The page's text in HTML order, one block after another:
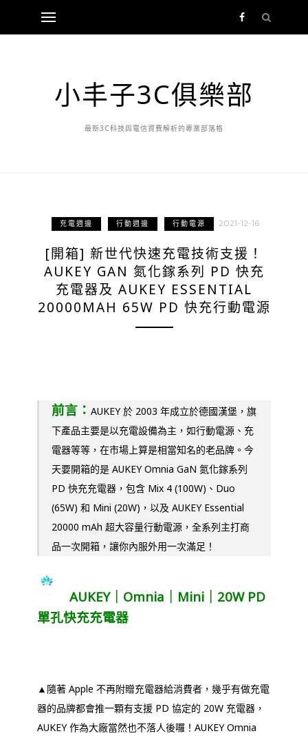
小丰子3C俱樂部
最新3C科技與電信資費解析的專業部落格
充電週邊 行動週邊 行動電源 2021-12-16
[開箱] 新世代快速充電技術支援！
AUKEY GAN 氮化鎵系列 PD 快充
充電器及 AUKEY ESSENTIAL
20000MAH 65W PD 快充行動電源
前言： AUKEY 於 2003 年成立於德國漢堡，旗
下產品主要是以充電設備為主，如行動電源、充
電器等等，在市場上算是相當知名的老品牌。今
天要開箱的是 AUKEY Omnia GaN 氮化鎵系列
PD 快充充電器，包含 Mix 4 (100W)、Duo
(65W) 和 Mini (20W)，以及 AUKEY Essential
20000 mAh 超大容量行動電源，全系列主打商
品一次開箱，讓你內服外用一次滿足！
AUKEY｜Omnia｜Mini｜20W PD
單孔快充充電器
▲隨著 Apple 不再附贈充電器給消費者，幾乎有做充電
器的品牌都會推一顆有支援 PD 協定的 20W 充電器，
AUKEY 作為大廠當然也不落人後囉！AUKEY Omnia